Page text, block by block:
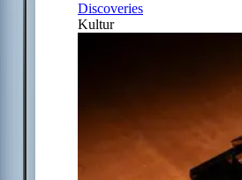
Discoveries
Kultur